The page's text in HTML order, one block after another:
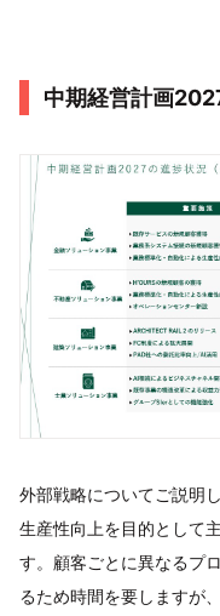
中期経営計画
外部戦略についてご説明
生産性向上を目的として
す。顧客ごとに異なるプ
るため時間を要しますが